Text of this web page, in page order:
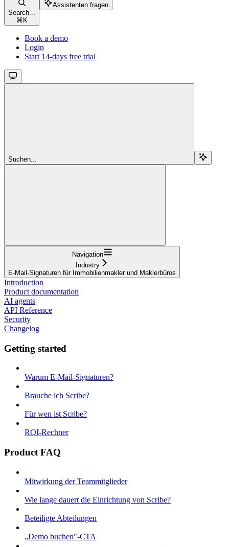
Search...
⌘ K
Assistenten fragen
Book a demo
Login
Start 14-days free trial
Suchen...
Navigation
Industry
E-Mail-Signaturen für Immobilienmakler und Maklerbüros
Introduction
Product documentation
AI agents
API Reference
Security
Changelog
Getting started
Warum E-Mail-Signaturen?
Brauche ich Scribe?
Für wen ist Scribe?
ROI-Rechner
Product FAQ
Mitwirkung der Teammitglieder
Wie lange dauert die Einrichtung von Scribe?
Beteiligte Abteilungen
„Demo buchen"-CTA